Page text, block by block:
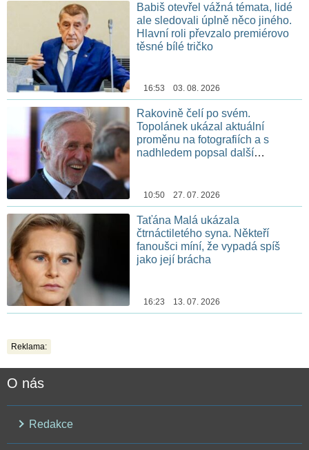
Babiš otevřel vážná témata, lidé
ale sledovali úplně něco jiného.
Hlavní roli převzalo premiérovo
těsné bílé tričko
16:53 03. 08. 2026
Rakovině čelí po svém.
Topolánek ukázal aktuální
proměnu na fotografiích a s
nadhledem popsal další
10:50 27. 07. 2026
Taťána Malá ukázala
čtrnáctiletého syna. Někteří
fanoušci míní, že vypadá spíš
jako její brácha
16:23 13. 07. 2026
Reklama:
O nás
Redakce